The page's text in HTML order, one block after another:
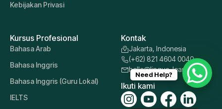
Kebijakan Privasi
Kursus Profesional
Bahasa Arab
Bahasa Inggris
Bahasa Inggris (Guru Lokal)
IELTS
Kontak
Jakarta, Indonesia
(+62) 821 4604 0040
hello@lingua-learn.id
Ikuti kami
Need Help?